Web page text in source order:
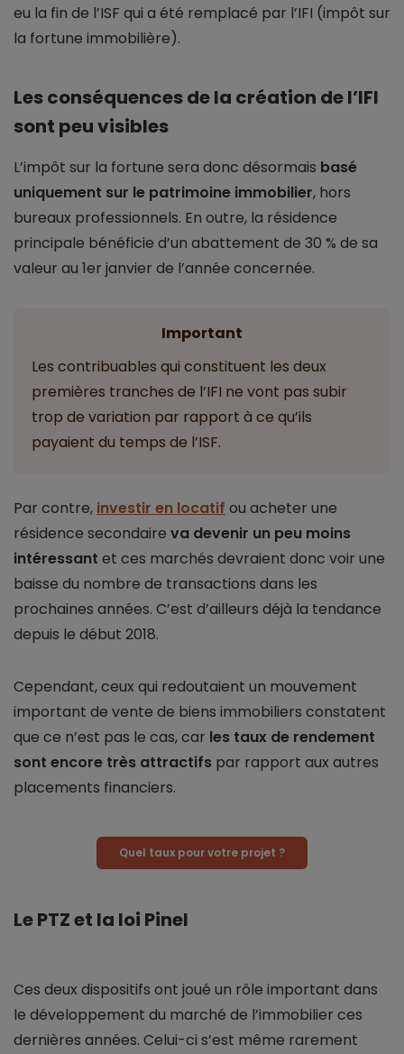
eu la fin de l’ISF qui a été remplacé par l’IFI (impôt sur
la fortune immobilière).
Les conséquences de la création de l’IFI
sont peu visibles
L’impôt sur la fortune sera donc désormais basé
uniquement sur le patrimoine immobilier, hors
bureaux professionnels. En outre, la résidence
principale bénéficie d’un abattement de 30 % de sa
valeur au 1er janvier de l’année concernée.
Important
Les contribuables qui constituent les deux
premières tranches de l’IFI ne vont pas subir
trop de variation par rapport à ce qu’ils
payaient du temps de l’ISF.
Par contre, investir en locatif ou acheter une
résidence secondaire va devenir un peu moins
intéressant et ces marchés devraient donc voir une
baisse du nombre de transactions dans les
prochaines années. C’est d’ailleurs déjà la tendance
depuis le début 2018.
Cependant, ceux qui redoutaient un mouvement
important de vente de biens immobiliers constatent
que ce n’est pas le cas, car les taux de rendement
sont encore très attractifs par rapport aux autres
placements financiers.
Quel taux pour votre projet ?
Le PTZ et la loi Pinel
Ces deux dispositifs ont joué un rôle important dans
le développement du marché de l’immobilier ces
dernières années. Celui-ci s’est même rarement